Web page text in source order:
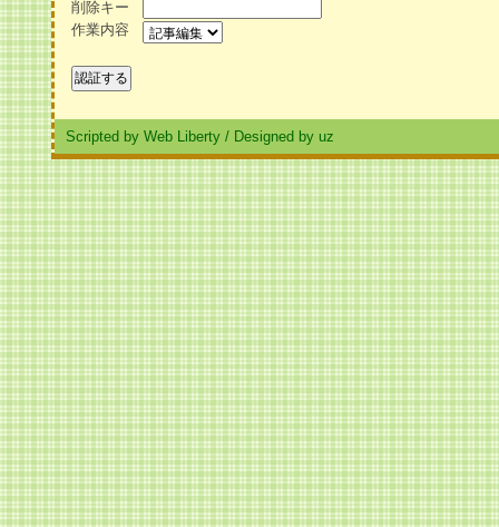
削除キー
作業内容
Scripted by Web Liberty / Designed by uz